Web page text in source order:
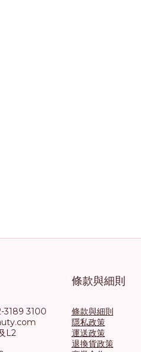
3189 3100
L2
條款與細則
條款與細則
隱私政策
運送政策
退換貨政策